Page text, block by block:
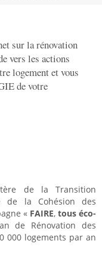
sur la rénovation
vers les actions
logement et vous
de votre
de la Transition
de la Cohésion des
« FAIRE, tous éco-
de Rénovation des
000 logements par an